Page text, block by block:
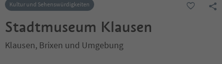
Kultur und Sehenswürdigkeiten
Stadtmuseum Klausen
Klausen, Brixen und Umgebung